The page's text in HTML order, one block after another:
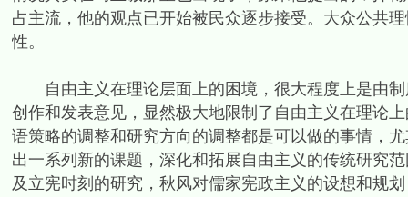
占主流，他的观点已开始被民众逐步接受。大众公共
性。
自由主义在理论层面上的困境，很大程度上是由制
创作和发表意见，显然极大地限制了自由主义在理论
语策略的调整和研究方向的调整都是可以做的事情，
出一系列新的课题，深化和拓展自由主义的传统研究
及立宪时刻的研究，秋风对儒家宪政主义的设想和规